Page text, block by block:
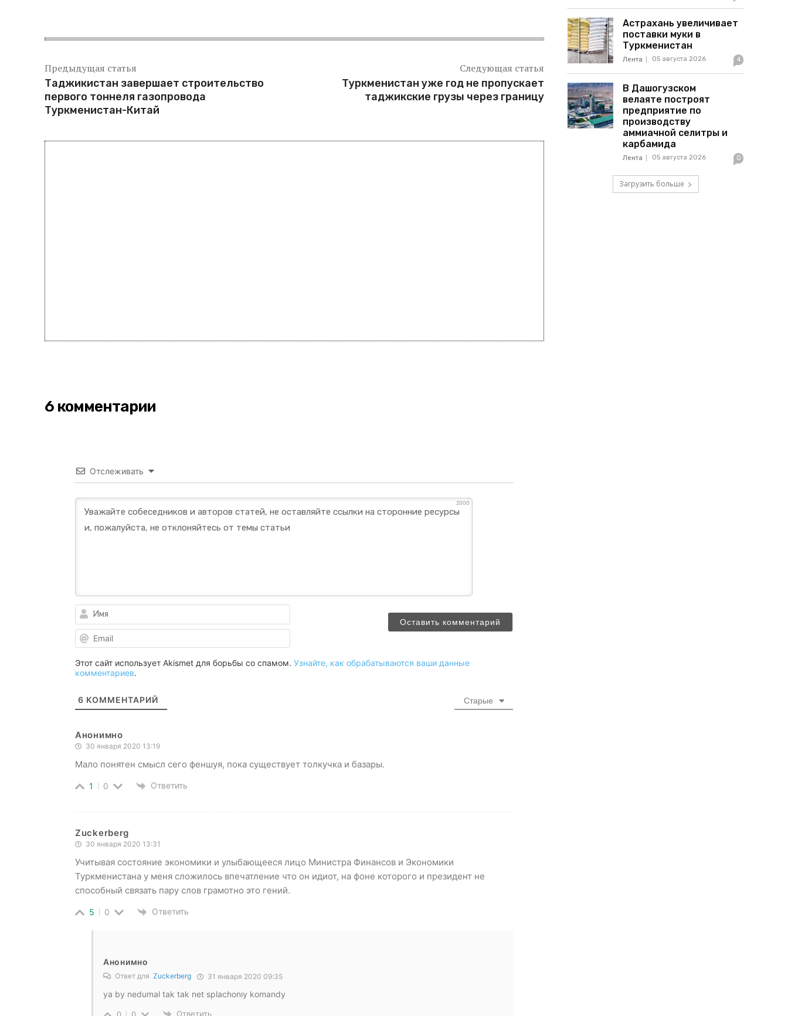
Предыдущая статья
Таджикистан завершает строительство
первого тоннеля газопровода
Туркменистан-Китай
Следующая статья
Туркменистан уже год не пропускает
таджикские грузы через границу
6 комментарии
Отслеживать
2000
Этот сайт использует Akismet для борьбы со спамом. Узнайте, как обрабатываются ваши данные
комментариев.
6 КОММЕНТАРИЙ Старые
Анонимно
30 января 2020 13:19
Мало понятен смысл сего феншуя, пока существует толкучка и базары.
1 0 Ответить
Zuckerberg
30 января 2020 13:31
Учитывая состояние экономики и улыбающееся лицо Министра Финансов и Экономики
Туркменистана у меня сложилось впечатление что он идиот, на фоне которого и президент не
способный связать пару слов грамотно это гений.
5 0 Ответить
Анонимно
Ответ для Zuckerberg 31 января 2020 09:35
ya by nedumal tak tak net splachonıy komandy
Ответить
Астрахань увеличивает
поставки муки в
Туркменистан
Лента 05 августа 2026 4
В Дашогузском
велаяте построят
предприятие по
производству
аммиачной селитры и
карбамида
Лента 05 августа 2026 0
Загрузить больше